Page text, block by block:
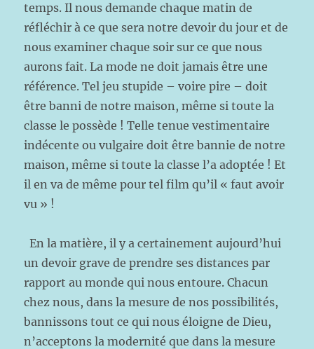
temps. Il nous demande chaque matin de
réfléchir à ce que sera notre devoir du jour et de
nous examiner chaque soir sur ce que nous
aurons fait. La mode ne doit jamais être une
référence. Tel jeu stupide – voire pire – doit
être banni de notre maison, même si toute la
classe le possède ! Telle tenue vestimentaire
indécente ou vulgaire doit être bannie de notre
maison, même si toute la classe l’a adoptée ! Et
il en va de même pour tel film qu’il « faut avoir
vu » !
En la matière, il y a certainement aujourd’hui
un devoir grave de prendre ses distances par
rapport au monde qui nous entoure. Chacun
chez nous, dans la mesure de nos possibilités,
bannissons tout ce qui nous éloigne de Dieu,
n’acceptons la modernité que dans la mesure